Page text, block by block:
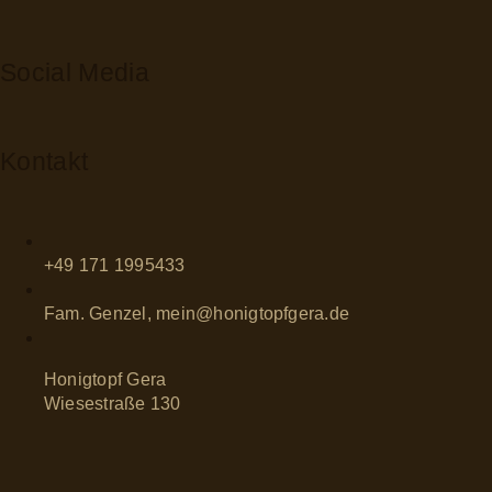
+49 171 1995433
Fam. Genzel, mein@honigtopfgera.de
Honigtopf Gera
Wiesestraße 130